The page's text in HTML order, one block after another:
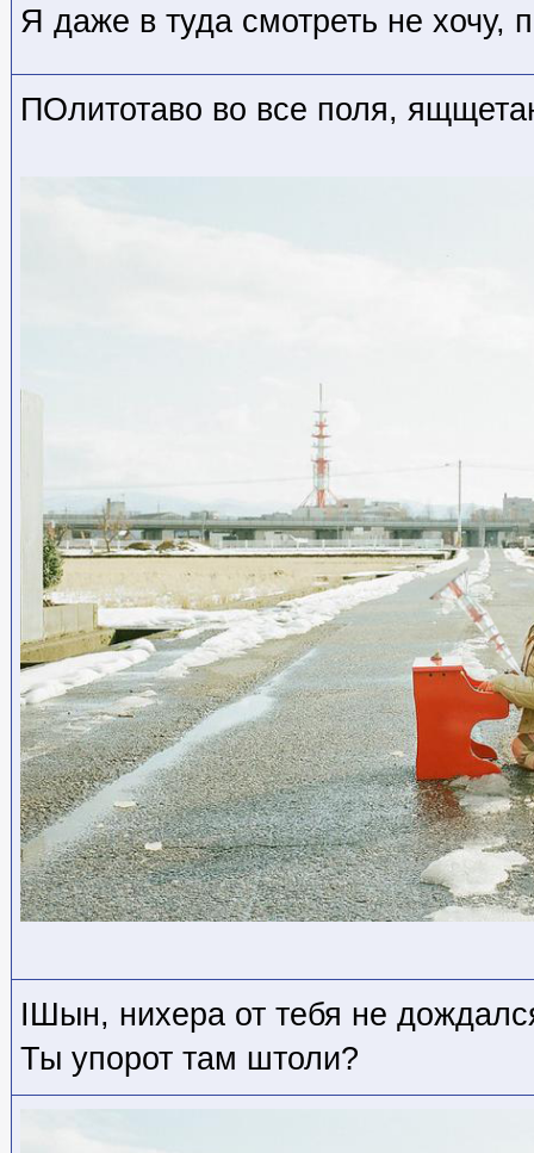
Я даже в туда смотреть не хочу,
ПОлитотаво во все поля,
IШын, нихера от тебя не
Ты упорот там штоли?